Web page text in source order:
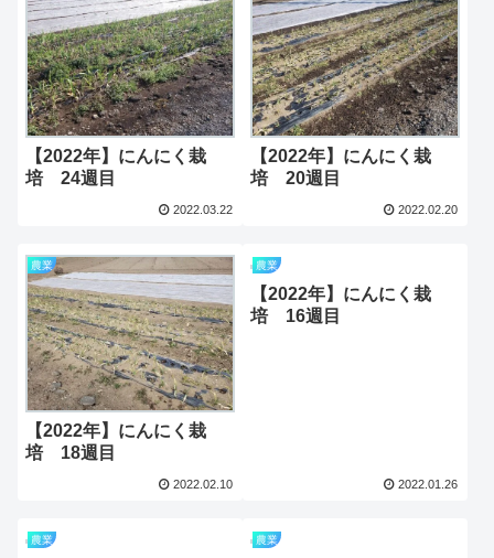
【2022年】にんにく栽
培 24週目
2022.03.22
【2022年】にんにく栽
培 20週目
2022.02.20
農業
【2022年】にんにく栽
培 18週目
2022.02.10
農業
【2022年】にんにく栽
培 16週目
2022.01.26
農業 農業